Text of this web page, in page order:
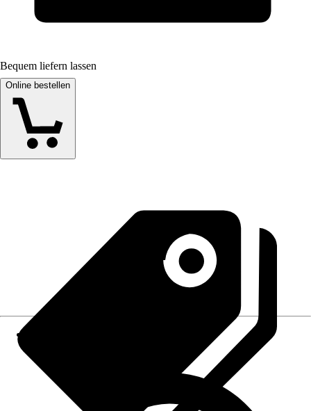
Bequem liefern lassen
Online bestellen